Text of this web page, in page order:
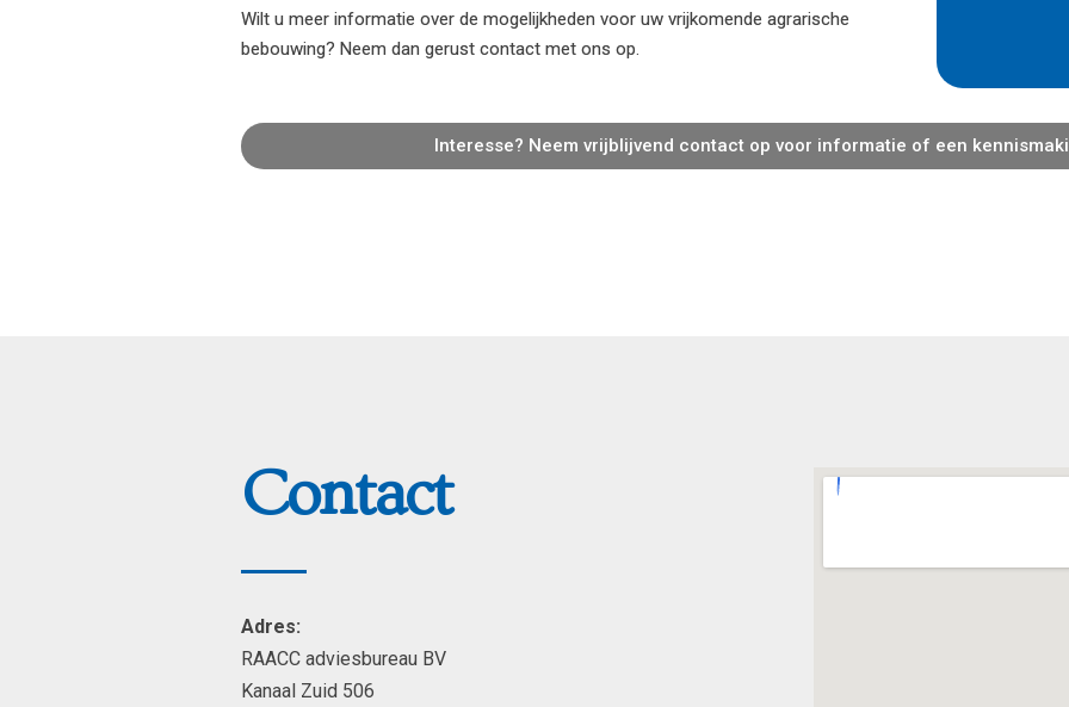
Wilt u meer informatie over de mogelijkheden voor uw vrijkomende agrarische
bebouwing? Neem dan gerust contact met ons op.
Interesse? Neem vrijblijvend contact op voor informatie of een
Contact
Adres:
RAACC adviesbureau BV
Kanaal Zuid 506